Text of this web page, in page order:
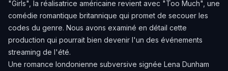
"Girls", la réalisatrice américaine revient avec "Too Much", une
comédie romantique britannique qui promet de secouer les
codes du genre. Nous avons examiné en détail cette
production qui pourrait bien devenir l'un des événements
streaming de l'été.
Une romance londonienne subversive signée Lena Dunham